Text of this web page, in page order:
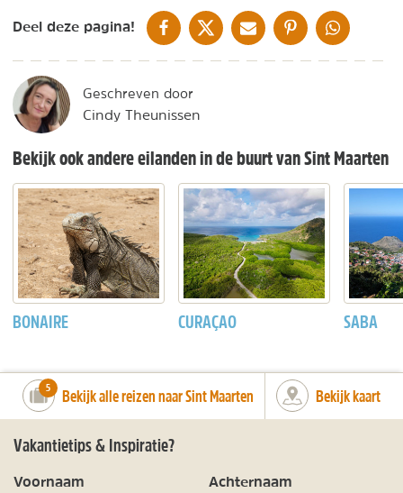
Deel deze pagina! DELEN OP FACEBOOK
DELEN OP XDELEN VIA DE MAIL
DELEN OP PINTEREST
DELEN OP
Geschreven door
Cindy Theunissen
Bekijk ook andere eilanden in de buurt van Sint Maarten
BONAIRE CURAÇAO SABA
number_of_trips:
5 Bekijk alle reizen naar Sint Maarten Bekijk kaart
Vakantietips & Inspiratie?
Voornaam Achternaam